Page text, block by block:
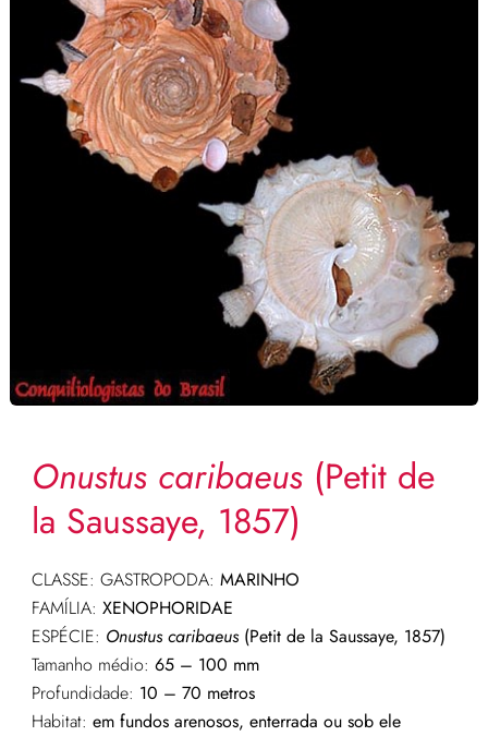
Onustus caribaeus(Petit de
la Saussaye, 1857)
CLASSE: GASTROPODA: MARINHO
FAMÍLIA: XENOPHORIDAE
ESPÉCIE: Onustus caribaeus (Petit de la Saussaye, 1857)
Tamanho médio: 65 – 100 mm
Profundidade: 10 – 70 metros
Habitat: em fundos arenosos, enterrada ou sob ele